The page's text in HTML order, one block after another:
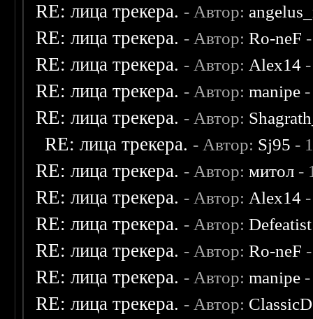
RE: лица трекера. - Автор:
RE: лица трекера. - Автор:Ro-neF
RE: лица трекера. - Автор: Alex14
RE: лица трекера. - Автор:manipe
RE: лица трекера. - Автор:
RE: лица трекера. - Автор: Sj95 -
RE: лица трекера. - Автор:митол -
RE: лица трекера. - Автор: Alex14
RE: лица трекера. - Автор:Defeatist
RE: лица трекера. - Автор:Ro-neF
RE: лица трекера. - Автор:manipe
RE: лица трекера. - Автор: